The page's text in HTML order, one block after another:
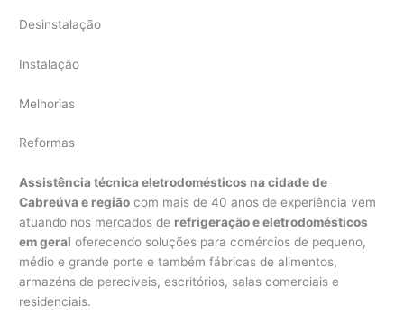
Desinstalação
Instalação
Melhorias
Reformas
Assistência técnica eletrodomésticos na cidade de
Cabreúva e região com mais de 40 anos de experiência vem
atuando nos mercados de refrigeração e eletrodomésticos
em geral oferecendo soluções para comércios de pequeno,
médio e grande porte e também fábricas de alimentos,
armazéns de perecíveis, escritórios, salas comerciais e
residenciais.